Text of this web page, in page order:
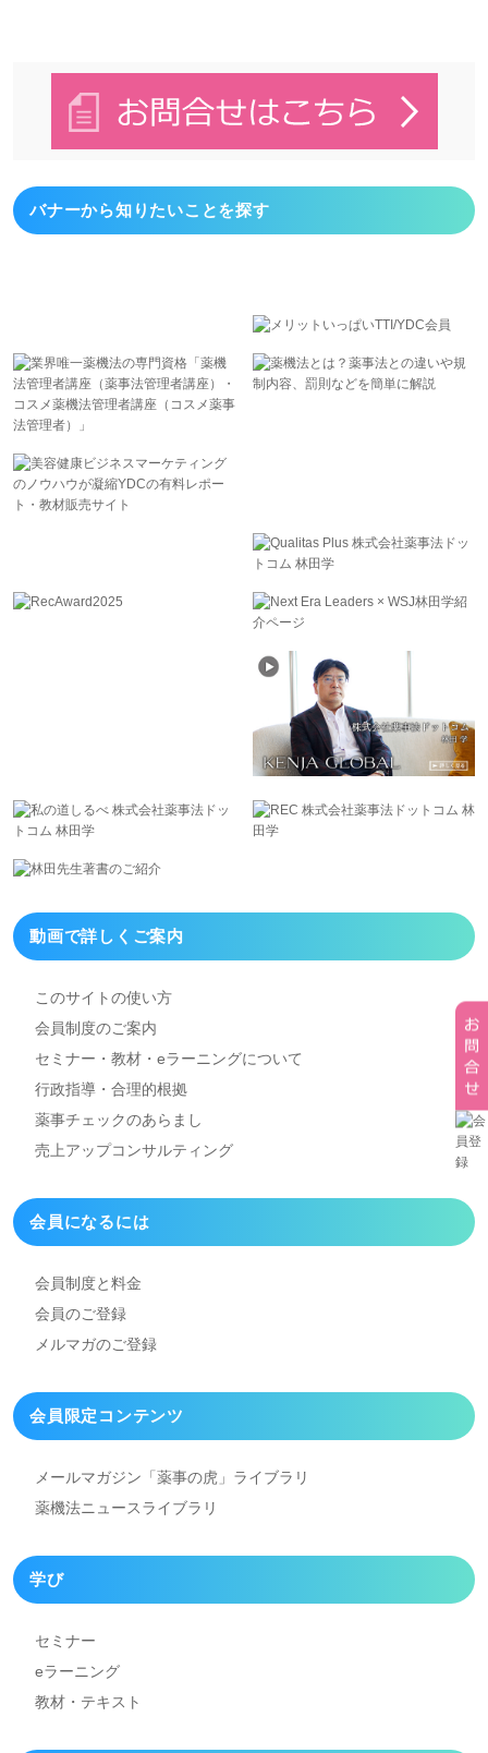
バナーから知りたいことを探す
動画で詳しくご案内
このサイトの使い方
会員制度のご案内
セミナー・教材・eラーニングについて
行政指導・合理的根拠
薬事チェックのあらまし
売上アップコンサルティング
会員になるには
会員制度と料金
会員のご登録
メルマガのご登録
会員限定コンテンツ
メールマガジン「薬事の虎」 ライブラリ
薬機法ニュースライブラリ
学び
セミナー
eラーニング
教材・テキスト